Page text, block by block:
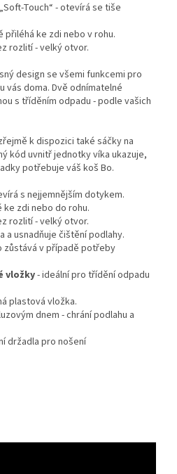
Touch“ - otevírá se tiše
ke zdi nebo v rohu.
rozlití - velký otvor.
design se všemi funkcemi pro
vás doma. Dvě odnímatelné
s tříděním odpadu - podle vašich
k dispozici také sáčky na
kód uvnitř jednotky víka ukazuje,
potřebuje váš koš Bo.
s nejjemnějším dotykem.
zdi nebo do rohu.
rozlití - velký otvor.
a usnadňuje čištění podlahy.
zůstává v případě potřeby
vložky- ideální pro třídění odpadu
plastová vložka.
dnem - chrání podlahu a
držadla pro nošení